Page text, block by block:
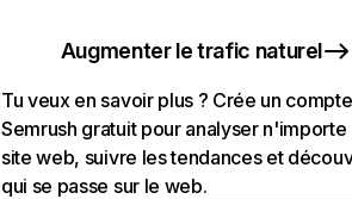
Augmenter le trafic naturel
Tu veux en savoir plus ? Crée un compte
Semrush gratuit pour analyser n'importe
site web, suivre les tendances et
qui se passe sur le web.